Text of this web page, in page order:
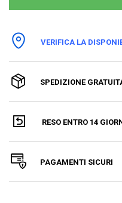
VERIFICA LA
SPEDIZIONE
RESO ENTRO 14
PAGAMENTI SICURI